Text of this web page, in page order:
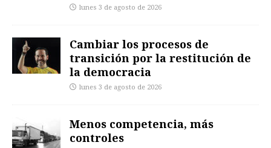
lunes 3 de agosto de 2026
Cambiar los procesos de
transición por la restitución de
la democracia
lunes 3 de agosto de 2026
Menos competencia, más
controles